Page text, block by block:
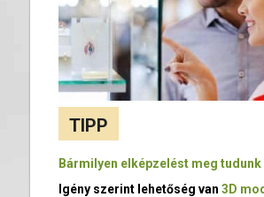
TIPP
Bármilyen elképzelést meg
Igény szerint lehetőség van 3D